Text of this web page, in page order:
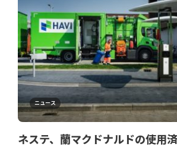
ニュース
ネステ、蘭マクドナルドの使用